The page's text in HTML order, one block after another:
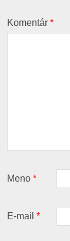
Komentár *
Meno *
E-mail *